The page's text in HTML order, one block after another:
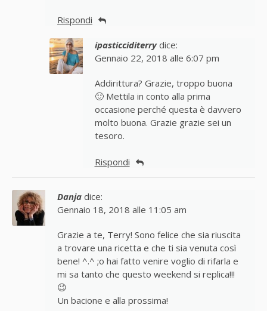
Rispondi
ipasticciditerry dice:
Gennaio 22, 2018 alle 6:07 pm
Addirittura? Grazie, troppo buona
🙂 Mettila in conto alla prima
occasione perché questa è davvero
molto buona. Grazie grazie sei un
tesoro.
Rispondi
Danja dice:
Gennaio 18, 2018 alle 11:05 am
Grazie a te, Terry! Sono felice che sia riuscita
a trovare una ricetta e che ti sia venuta così
bene! ^.^ ;o hai fatto venire voglio di rifarla e
mi sa tanto che questo weekend si replica!!!
😉
Un bacione e alla prossima!